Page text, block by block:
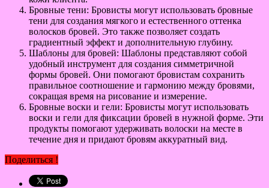
Бровные тени: Бровисты могут использовать бровные
тени для создания мягкого и естественного оттенка
волосков бровей. Это также позволяет создать
градиентный эффект и дополнительную глубину.
Шаблоны для бровей: Шаблоны представляют собой
удобный инструмент для создания симметричной
формы бровей. Они помогают бровистам сохранить
правильное соотношение и гармонию между бровями,
сокращая время на рисование и измерение.
Бровные воски и гели: Бровисты могут использовать
воски и гели для фиксации бровей в нужной форме. Эти
продукты помогают удерживать волоски на месте в
течение дня и придают бровям аккуратный вид.
Поделиться !